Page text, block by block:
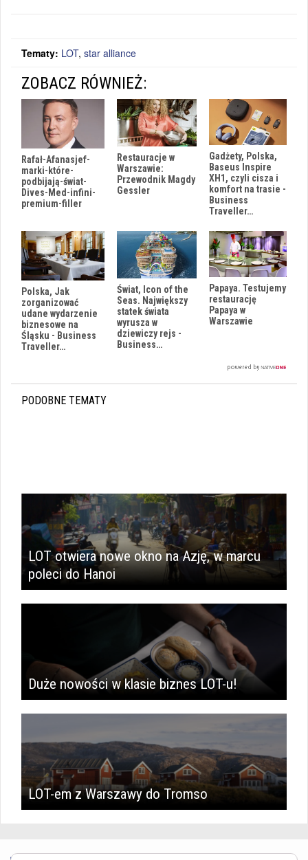
Tematy: LOT, star alliance
ZOBACZ RÓWNIEŻ:
Rafał-Afanasjef-
marki-które-
podbijają-świat-
Dives-Med-infini-
premium-filler
Restauracje w
Warszawie:
Przewodnik Magdy
Gessler
Gadżety, Polska,
Baseus Inspire
XH1, czyli cisza i
komfort na trasie -
Business
Traveller…
Polska, Jak
zorganizować
udane wydarzenie
biznesowe na
Śląsku - Business
Traveller…
Świat, Icon of the
Seas. Największy
statek świata
wyrusza w
dziewiczy rejs -
Business…
Papaya. Testujemy
restaurację
Papaya w
Warszawie
PODOBNE TEMATY
LOT otwiera nowe okno na Azję, w marcu
poleci do Hanoi
Duże nowości w klasie biznes LOT-u!
LOT-em z Warszawy do Tromso